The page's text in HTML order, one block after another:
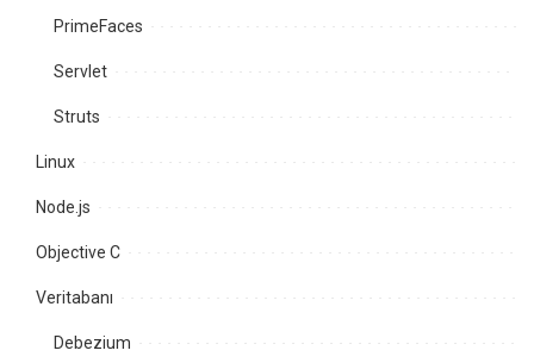
PrimeFaces
Servlet
Struts
Linux
Node.js
Objective C
Veritabanı
Debezium